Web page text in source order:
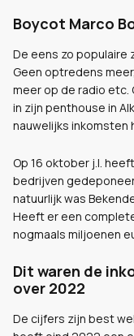
Boycot Marco
De eens zo
Geen optredens
meer op de radio etc.
in zijn penthouse in
nauwelijks inkomsten
Op 16 oktober j.l.
bedrijven
natuurlijk was
Heeft er een
nogmaals miljoenen
Dit waren de
over 2022
De cijfers zijn best